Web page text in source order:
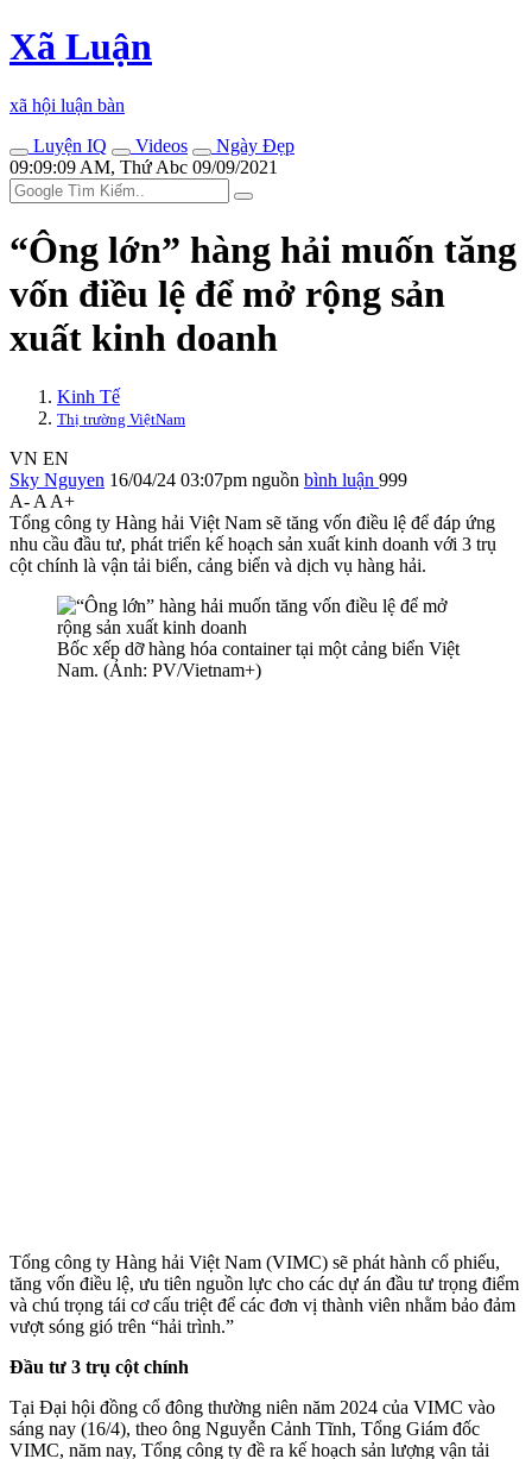
Xã Luận
xã hội luận bàn
Luyện IQ
Videos
Ngày Đẹp
09:09:09 AM, Thứ Abc 09/09/2021
“Ông lớn” hàng hải muốn tăng
vốn điều lệ để mở rộng sản
xuất kinh doanh
Kinh Tế
Thị trường ViệtNam
VN EN
Sky Nguyen 16/04/24 03:07pm nguồn bình luận 999
A- A A+
Tổng công ty Hàng hải Việt Nam sẽ tăng vốn điều lệ để đáp ứng
nhu cầu đầu tư, phát triển kế hoạch sản xuất kinh doanh với 3 trụ
cột chính là vận tải biển, cảng biển và dịch vụ hàng hải.
Bốc xếp dỡ hàng hóa container tại một cảng biển Việt
Nam. (Ảnh: PV/Vietnam+)
Tổng công ty Hàng hải Việt Nam (VIMC) sẽ phát hành cổ phiếu,
tăng vốn điều lệ, ưu tiên nguồn lực cho các dự án đầu tư trọng điểm
và chú trọng tái cơ cấu triệt để các đơn vị thành viên nhằm bảo đảm
vượt sóng gió trên “hải trình.”
Đầu tư 3 trụ cột chính
Tại Đại hội đồng cổ đông thường niên năm 2024 của VIMC vào
sáng nay (16/4), theo ông Nguyễn Cảnh Tĩnh, Tổng Giám đốc
VIMC, năm nay, Tổng công ty đề ra kế hoạch sản lượng vận tải